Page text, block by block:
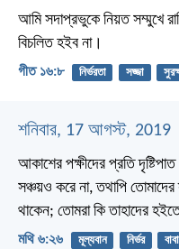
আমি সদাপ্রভুকে নিয়ত সম্মুখে
বিচলিত হইব না।
গীত ১৬:৮ নির্ভরতা সজ্জা
শনিবার, 17 আগস্ট, 2019
আকাশের পক্ষীদের প্রতি
সঞ্চয়ও করে না, তথাপি তোমাদের
থাকেন; তোমরা কি তাহাদের
মথি ৬:২৬ মূল্যবান নির্ভর বাবা